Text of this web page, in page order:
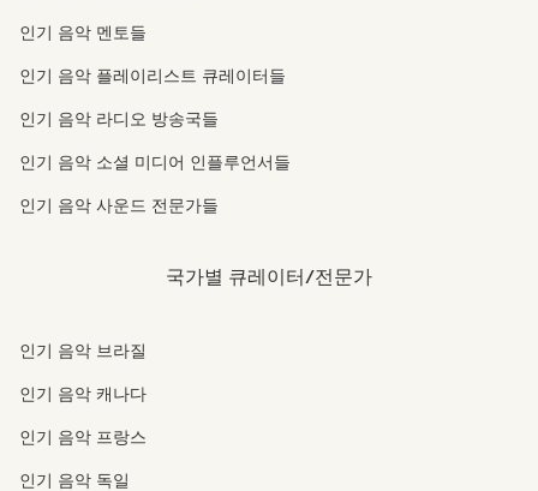
인기 음악 멘토들
인기 음악 플레이리스트 큐레이터들
인기 음악 라디오 방송국들
인기 음악 소셜 미디어 인플루언서들
인기 음악 사운드 전문가들
국가별 큐레이터/전문가
인기 음악 브라질
인기 음악 캐나다
인기 음악 프랑스
인기 음악 독일